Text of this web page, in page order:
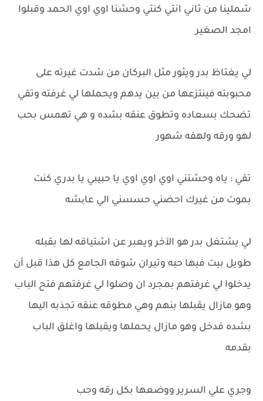
شملينا من ثاني انتي كنتي وحشنا اوي اوي الحمد وقبلوا
امجد الصغير
لي يغتاظ بدر ويثور مثل البركان من شدت غيرته على
محبوبته فينتزعها من بين يدهم ويحملها لي غرفته وتقي
تضحك بسعاده وتطوق عنقه بشده و هي تهمس بحب
لهو ورقه ولهفه شهور
تقي : ياه وحشتني اوي اوي اوي يا حبيبي يا بدري كنت
بموت من غيرك احضني حسسني الي عایشه
لي يشتغل بدر هو الآخر ويعبر عن اشتياقه لها بقبله
طويل بيت فيها حبه وتيران شوقه الجامع كل هذا قبل أن
يدخلوا لي غرفتهم بمجرد ان وصلوا لي غرفتهم فتح الباب
وهو مازال يقبلها بنهم وهي مطوقه عنقه تجذبه اليها
بشده فدخل وهو مازال يحملها ويقبلها واغلق الباب
بقدمه
وجري علي السرير ووضعها بكل رقه وحب